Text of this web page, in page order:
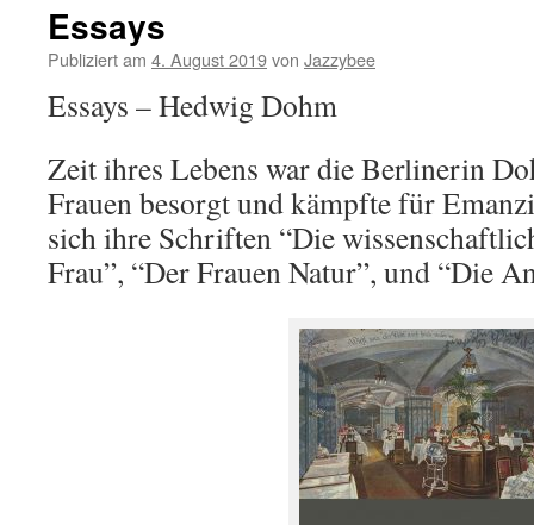
Essays
Publiziert am 4. August 2019von Jazzybee
Essays – Hedwig Dohm
Zeit ihres Lebens war die Berlinerin
Frauen besorgt und kämpfte für
sich ihre Schriften “Die
Frau”, “Der Frauen Natur”, und “Die